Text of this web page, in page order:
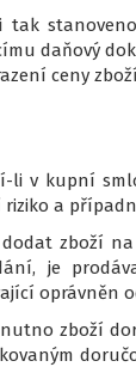
daňový
ceny
v kupní
a
zboží
je
oprávněn
zboží